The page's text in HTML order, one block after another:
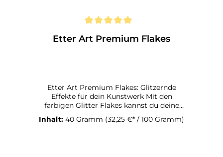
Etter Art Premium Flakes
Etter Art Premium Flakes: Glitzernde
Effekte für dein Kunstwerk Mit den
farbigen Glitter Flakes kannst du deine
Kunst aufpeppen. Du kannst die Etter Art
Premium Flakes mit der Heißklebepistole
Inhalt: 40 Gramm (32,25 €* / 100 Gramm)